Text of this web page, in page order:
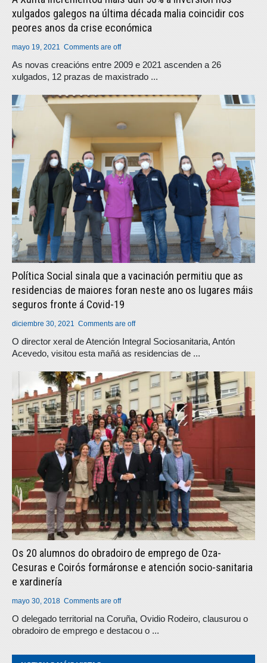
xulgados galegos na última década malia coincidir cos
peores anos da crise económica
mayo 19, 2021 Comments are off
As novas creacións entre 2009 e 2021 ascenden a 26
xulgados, 12 prazas de maxistrado ...
Política Social sinala que a vacinación permitiu que as
residencias de maiores foran neste ano os lugares máis
seguros fronte á Covid-19
diciembre 30, 2021 Comments are off
O director xeral de Atención Integral Sociosanitaria, Antón
Acevedo, visitou esta mañá as residencias de ...
Os 20 alumnos do obradoiro de emprego de Oza-
Cesuras e Coirós formáronse e atención socio-sanitaria
e xardinería
mayo 30, 2018 Comments are off
O delegado territorial na Coruña, Ovidio Rodeiro, clausurou o
obradoiro de emprego e destacou o ...